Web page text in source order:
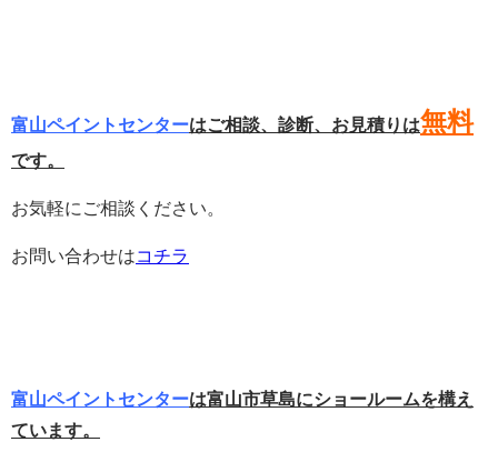
富山ペイントセンターはご相談、診断、お見積りは無料
です。
お気軽にご相談ください。
お問い合わせはコチラ
富山ペイントセンターは富山市草島にショールームを構え
ています。